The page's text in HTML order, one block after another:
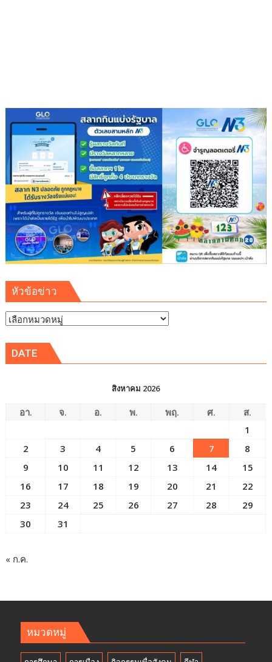
school)
เสริม
ความ
เยาวชน
จัดการ
สิ่ง
แวดล้อม
ปลอดภัย
ยั่งยืน
หัวข้อข่าว
หัวข้อ
DATE
สิงหาคม 2026
อา. จ. อ. พ. พฤ. ศ.
ส.
1
2
3 4 5 6 7
8
9
10 11 12 13 14
15
16
17 18 19 20 21
22
23
24 25 26 27 28
29
30
31
« ก.ค.
หมวดหมู่